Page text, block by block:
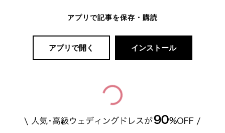
アプリで記事を保存・購読
アプリで開く インストール